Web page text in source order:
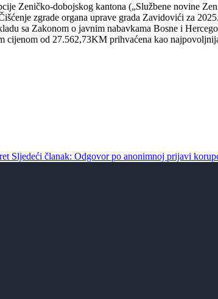
Zeničko-dobojskog kantona („Službene novine
zgrade organa uprave grada Zavidovići za
sa Zakonom o javnim nabavkama Bosne i
cijenom od 27.562,73KM prihvaćena kao
Sljedeći članak: Odgovor po anonimnoj prijavi